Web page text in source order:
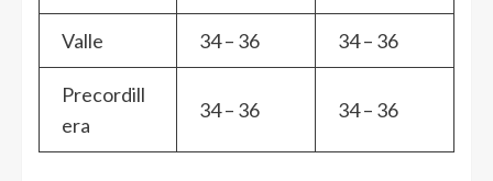
Valle 34 – 36 34 – 36
Precordill
era
34 – 36 34 – 36